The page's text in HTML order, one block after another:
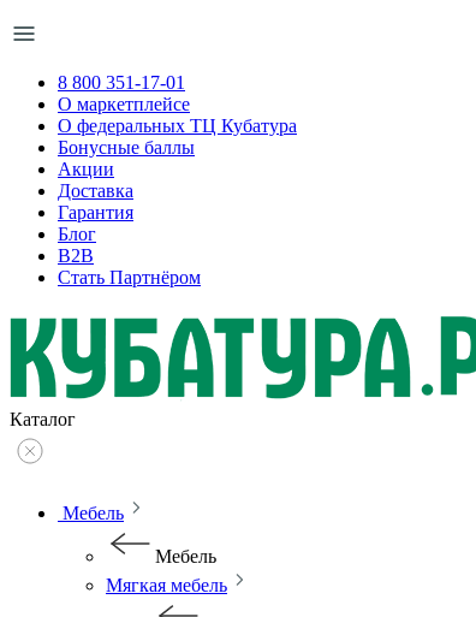
8 800 351-17-01
О маркетплейсе
О федеральных ТЦ Кубатура
Бонусные баллы
Акции
Доставка
Гарантия
Блог
B2B
Стать Партнёром
Каталог
Мебель
Мебель
Мягкая мебель